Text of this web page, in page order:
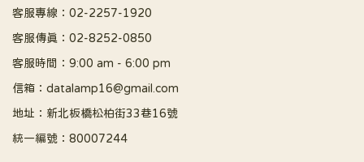
客服專線：02-2257-1920
客服傳真：02-8252-0850
客服時間：9:00 am - 6:00 pm
信箱：datalamp16@gmail.com
地址：新北板橋松柏街33巷16號
統一編號：80007244